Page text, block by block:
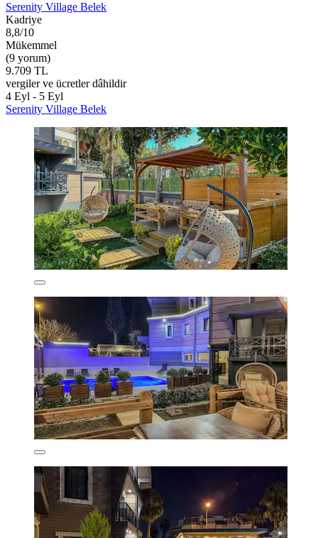
Serenity Village Belek
Kadriye
8,8/10
Mükemmel
(9 yorum)
9.709 TL
vergiler ve ücretler dâhildir
4 Eyl - 5 Eyl
Serenity Village Belek